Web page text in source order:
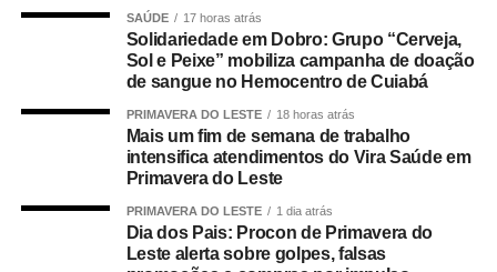
brincavam de pipa quando eram crianças e agora terão a
oportunidade de reviver essa lembrança ao lado dos
filhos. A oficina resgata essa tradição, fortalece os
vínculos familiares e mostra que a pipa também é cultura,
educação e esporte”, destaca Gringo.
*O GRINGO DAS PIPAS*
Da infância humilde ao trabalho que transformou vidas, a
história de Gringo Pipas começou quando ele tinha
SAÚDE 17 horas atrás
Solidariedade em Dobro: Grupo “Cerveja,
Sol e Peixe” mobiliza campanha de doação
de sangue no Hemocentro de Cuiabá
PRIMAVERA DO LESTE 18 horas atrás
Mais um fim de semana de trabalho
intensifica atendimentos do Vira Saúde em
Primavera do Leste
PRIMAVERA DO LESTE 1 dia atrás
Dia dos Pais: Procon de Primavera do
Leste alerta sobre golpes, falsas